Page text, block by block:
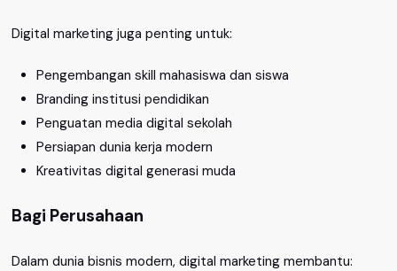
Digital marketing juga penting untuk:
Pengembangan skill mahasiswa dan siswa
Branding institusi pendidikan
Penguatan media digital sekolah
Persiapan dunia kerja modern
Kreativitas digital generasi muda
Bagi Perusahaan
Dalam dunia bisnis modern, digital marketing membantu: